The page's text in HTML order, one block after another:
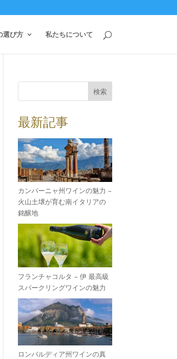
選び方 私たちについて
検索
最新記事
カンパーニャ州ワインの魅力 –
火山土壌が育む南イタリアの
銘醸地
フランチャコルタ – 伊 最高級
スパークリングワインの魅力
ロンバルディア州ワインの真